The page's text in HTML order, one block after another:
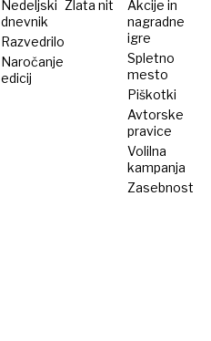
čaka
bankrot
Nedeljski
dnevnik
Razvedrilo
Naročanje
edicij
Zlata nit
Akcije in
nagradne
igre
Spletno
mesto
Piškotki
Avtorske
pravice
Volilna
kampanja
Zasebnost